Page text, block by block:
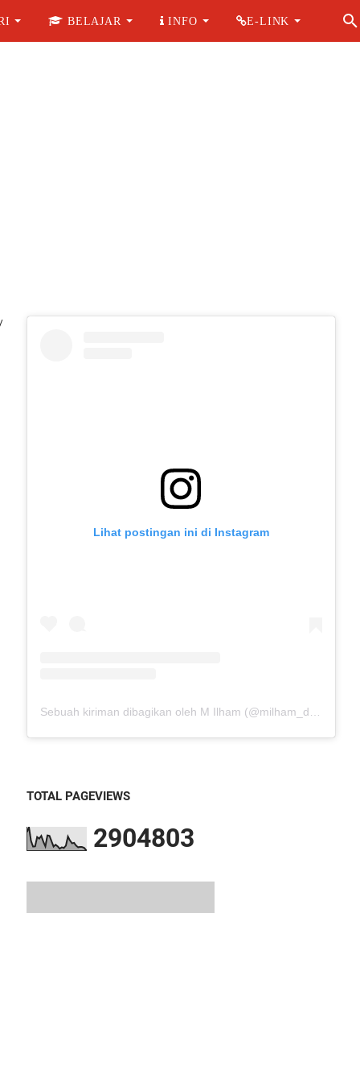
BELAJAR INFO E-LINK
/
Lihat postingan ini di Instagram
TOTAL PAGEVIEWS
2904803